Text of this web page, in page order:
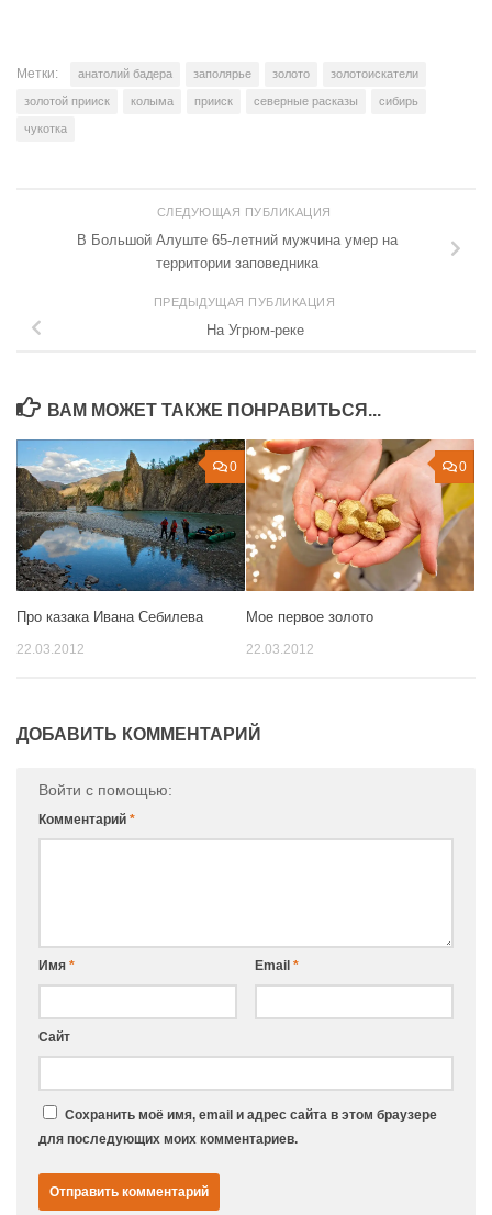
Метки: анатолий бадера заполярье золото золотоискатели
золотой прииск колыма прииск северные расказы сибирь
чукотка
СЛЕДУЮЩАЯ ПУБЛИКАЦИЯ
В Большой Алуште 65-летний мужчина умер на
территории заповедника
ПРЕДЫДУЩАЯ ПУБЛИКАЦИЯ
На Угрюм-реке
ВАМ МОЖЕТ ТАКЖЕ ПОНРАВИТЬСЯ...
0
Про казака Ивана Себилева
22.03.2012
0
Мое первое золото
22.03.2012
ДОБАВИТЬ КОММЕНТАРИЙ
Войти с помощью:
Комментарий *
Имя * Email *
Сайт
Сохранить моё имя, email и адрес сайта в этом браузере
для последующих моих комментариев.